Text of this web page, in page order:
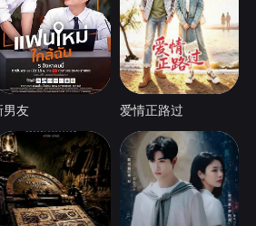
男友 爱情正路过